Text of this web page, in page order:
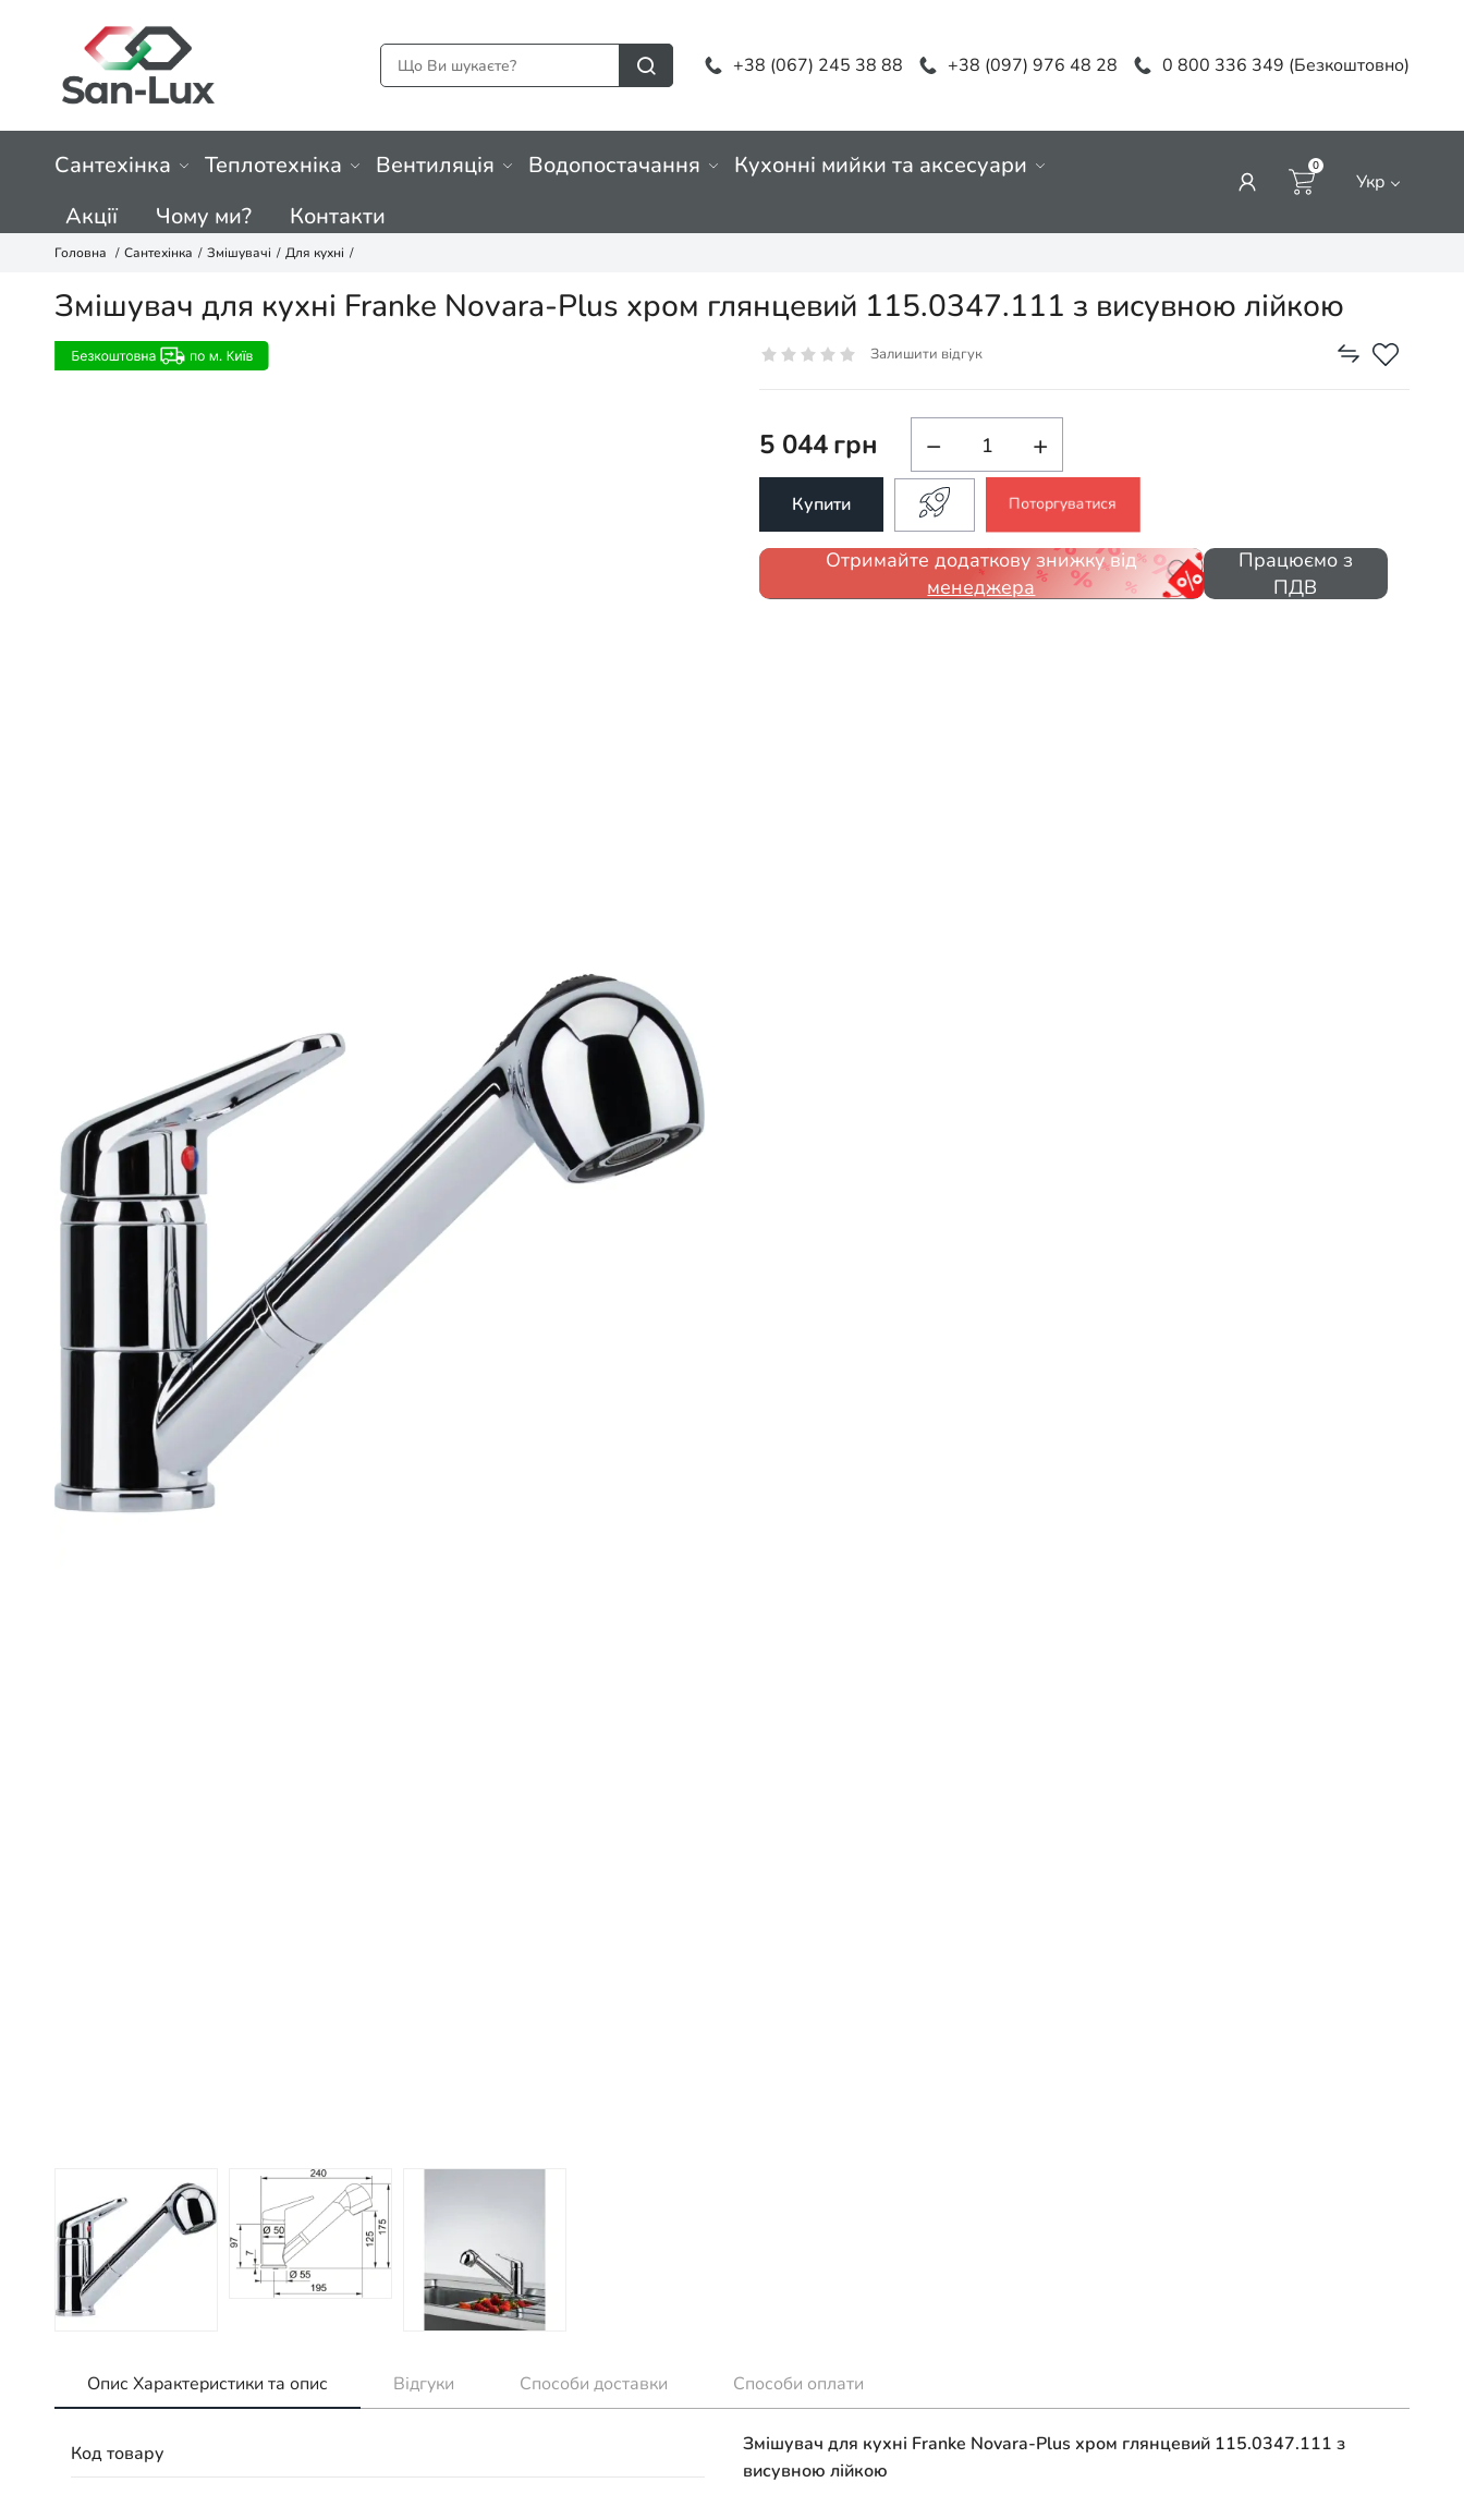
+38 (067) 245 38 88 +38 (097) 976 48 28 0 800 336 349 (Безкоштовно)
Сантехінка Теплотехніка Вентиляція Водопостачання
Кухонні мийки та аксесуари
Акції
Чому ми? Контакти
0
Укр
Головна Сантехінка Змішувачі Для кухні
Змішувач для кухні Franke Novara-Plus хром глянцевий 115.0347.111 з висувною лійкою
Залишити відгук
5 044грн − +
Купити Поторгуватися
Отримайте додаткову знижку від
менеджера
Працюємо з
ПДВ
Опис Характеристики та опис Відгуки Способи доставки Способи оплати
Код товару
Змішувач для кухні Franke Novara-Plus хром глянцевий 115.0347.111 з
висувною лійкою